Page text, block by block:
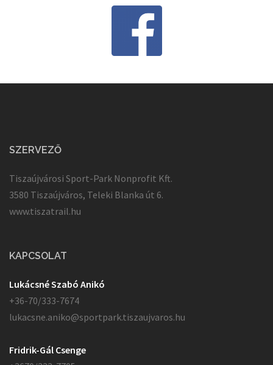
SZERVEZŐ
Tiszaújvárosi Sport-Park Nonprofit Kft.
3580 Tiszaújváros, Teleki Blanka út 6.
www.tiszatrail.hu
KAPCSOLAT
Lukácsné Szabó Anikó
+36-70/333-7674
lukacsne.aniko@sportpark.tiszaujvaros.hu
Fridrik-Gál Csenge